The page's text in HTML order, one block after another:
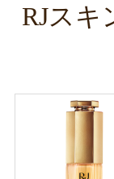
RJスキ